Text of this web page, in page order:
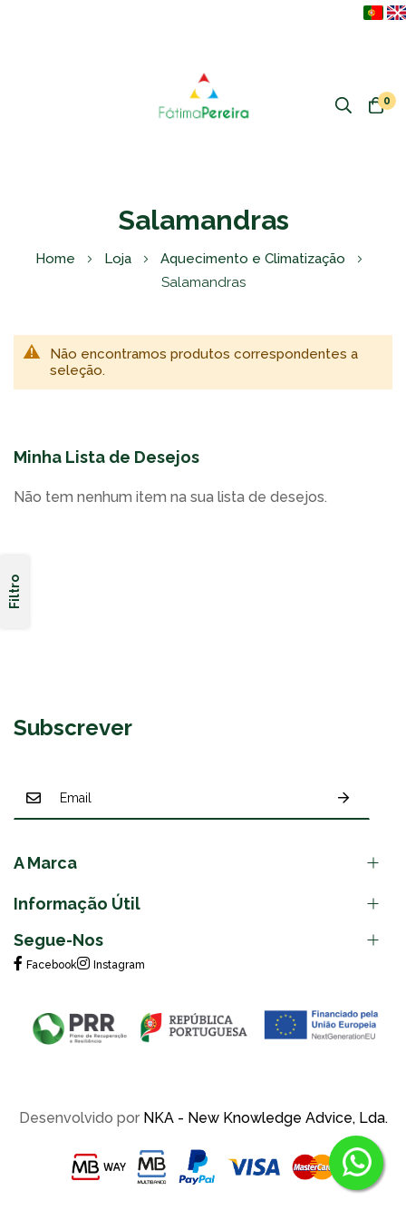
0
Salamandras
Home Loja
Aquecimento e Climatização
Salamandras
Não encontramos produtos correspondentes a
seleção.
Filtro
Minha Lista de Desejos
Não tem nenhum item na sua lista de desejos.
Subscrever
A Marca
Informação Útil
Segue-Nos
Facebook Instagram
Desenvolvido por NKA - New Knowledge Advice, Lda.